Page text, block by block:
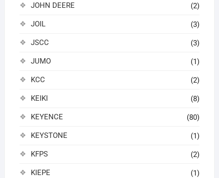
JOHN DEERE (2)
JOIL (3)
JSCC (3)
JUMO (1)
KCC (2)
KEIKI (8)
KEYENCE (80)
KEYSTONE (1)
KFPS (2)
KIEPE (1)